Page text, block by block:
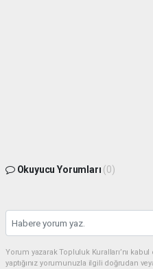
Okuyucu Yorumları (0)
Yorum yazarak Topluluk Kuralları’nı
yaptığınız yorumunuzla ilgili doğrudan